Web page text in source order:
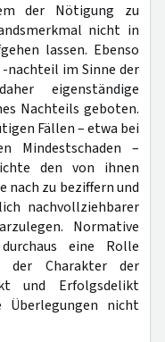
der Nötigung zu
nicht in
lassen. Ebenso
-nachteil im Sinne der
eigenständige
Nachteils geboten.
Fällen – etwa bei
Mindestschaden –
den von ihnen
nach zu beziffern und
nachvollziehbarer
Normative
eine Rolle
der Charakter der
und Erfolgsdelikt
Überlegungen nicht